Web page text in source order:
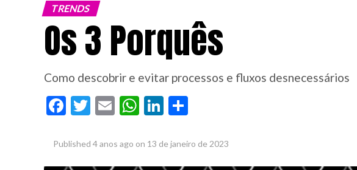
TRENDS
Os 3 Porquês
Como descobrir e evitar processos e fluxos desnecessários
Facebook
Twitter
EmailWhatsApp
LinkedIn
Published 4 anos ago on 13 de janeiro de 2023